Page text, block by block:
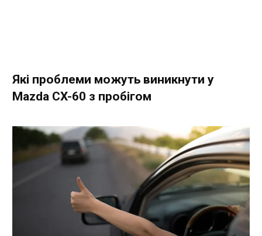
Які проблеми можуть виникнути у
Mazda CX-60 з пробігом